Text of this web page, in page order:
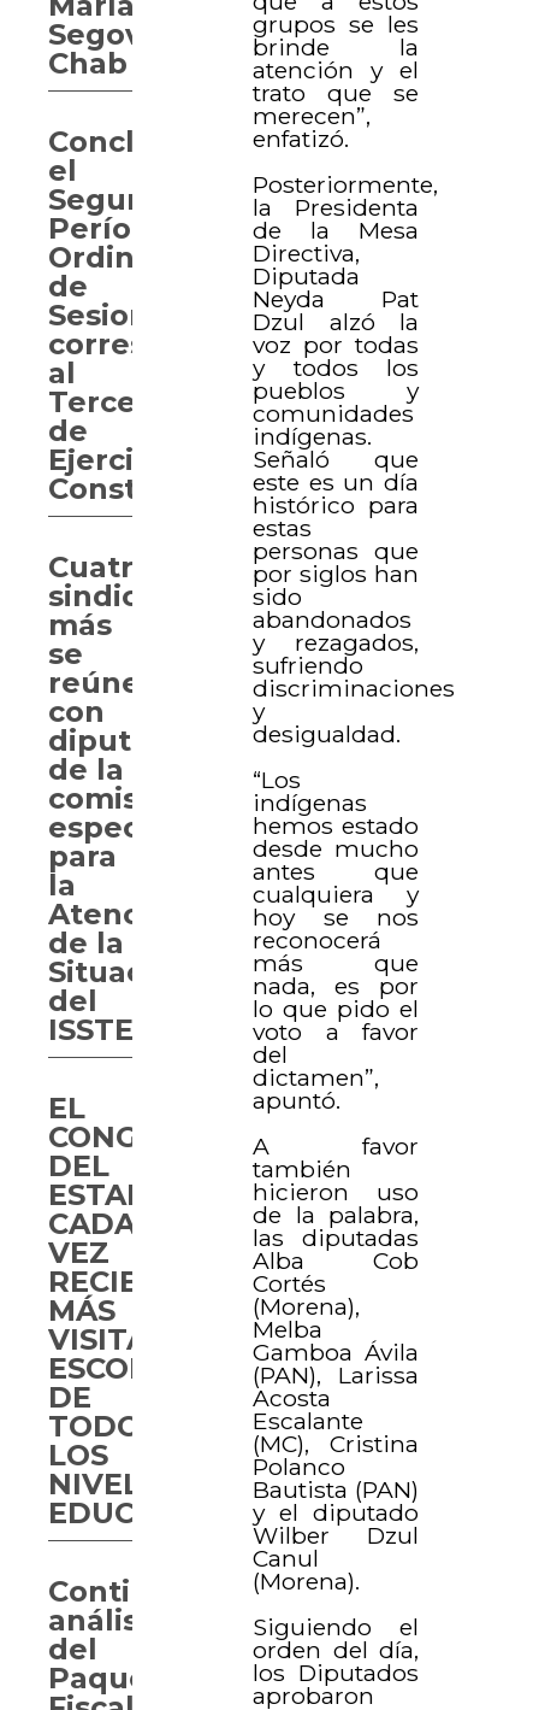
grupos se les
brinde la
atención y el
trato que se
merecen”,
enfatizó.
Posteriormente,
la Presidenta
de la Mesa
Directiva,
Diputada
Neyda Pat
Dzul alzó la
voz por todas
y todos los
pueblos y
comunidades
indígenas.
Señaló que
este es un día
histórico para
estas
personas que
por siglos han
sido
abandonados
y rezagados,
sufriendo
discriminaciones
y
desigualdad.
“Los
indígenas
hemos estado
desde mucho
antes que
cualquiera y
hoy se nos
reconocerá
más que
nada, es por
lo que pido el
voto a favor
del
dictamen”,
apuntó.
A favor
también
hicieron uso
de la palabra,
las diputadas
Alba Cob
Cortés
(Morena),
Melba
Gamboa Ávila
(PAN), Larissa
Acosta
Escalante
(MC), Cristina
Polanco
Bautista (PAN)
y el diputado
Wilber Dzul
Canul
(Morena).
Siguiendo el
orden del día,
los Diputados
aprobaron
Segovia
Chab
Concluye
el
Segundo
Período
Ordinario
de
Sesiones
correspondiente
al
Tercer
de
Ejercicio
Constitucional
Cuatro
sindicatos
más
se
reúnen
con
diputados
de la
comisión
especial
para
la
Atención
de la
Situación
del
ISSTEY
EL
CONGRESO
DEL
ESTADO
CADA
VEZ
RECIBE
MÁS
VISITAS
ESCOLARES
DE
TODOS
LOS
NIVELES
EDUCATIVOS
Continúa
análisis
del
Paquete